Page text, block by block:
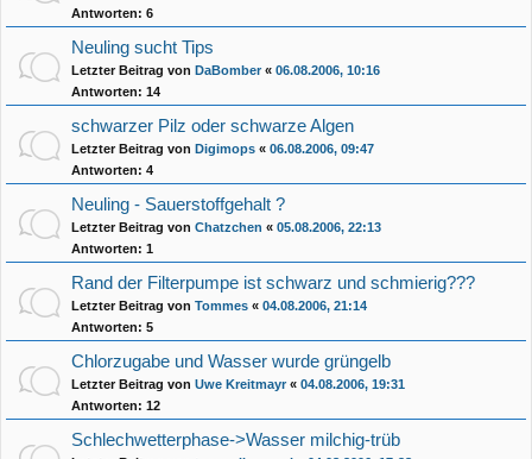
Antworten: 6
Neuling sucht Tips
Letzter Beitrag von DaBomber« 06.08.2006, 10:16
Antworten: 14
schwarzer Pilz oder schwarze Algen
Letzter Beitrag von Digimops « 06.08.2006, 09:47
Antworten: 4
Neuling - Sauerstoffgehalt ?
Letzter Beitrag von Chatzchen « 05.08.2006, 22:13
Antworten: 1
Rand der Filterpumpe ist schwarz und schmierig???
Letzter Beitrag von Tommes « 04.08.2006, 21:14
Antworten: 5
Chlorzugabe und Wasser wurde grüngelb
Letzter Beitrag von Uwe Kreitmayr« 04.08.2006, 19:31
Antworten: 12
Schlechwetterphase->Wasser milchig-trüb